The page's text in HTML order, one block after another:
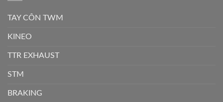
TAY CÔN TWM
KINEO
TTR EXHAUST
STM
BRAKING